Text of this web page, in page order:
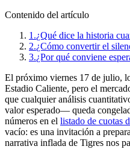
Contenido del artículo
1.¿Qué dice la historia
2.¿Cómo convertir el
3.¿Por qué conviene
El próximo viernes 17 de julio,
Estadio Caliente, pero el
que cualquier análisis
valor esperado— queda
números en el listado de cuotas
vacío: es una invitación a
narrativa inflada de Tigres nos